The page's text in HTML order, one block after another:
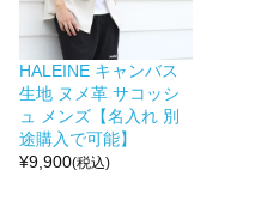
HALEINE キャンバス
生地 ヌメ革 サコッシ
ュ メンズ【名入れ 別
途購入で可能】
¥9,900(税込)